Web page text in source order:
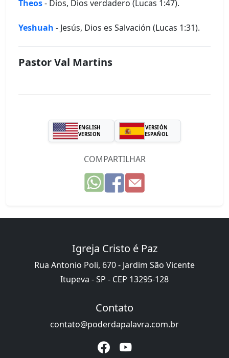
Theos- Dios, Dios verdadero (Lucas 1:47).
Yeshuah - Jesús, Dios es Salvación (Lucas 1:31).
Pastor Val Martins
ENGLISH
VERSION
VERSIÓN
ESPAÑOL
COMPARTILHAR
Igreja Cristo é Paz
Rua Antonio Poli, 670 - Jardim São Vicente
Itupeva - SP - CEP 13295-128
Contato
contato@poderdapalavra.com.br